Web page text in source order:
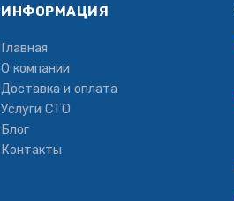
ИНФОРМАЦИЯ
Главная
О компании
Доставка и оплата
Услуги СТО
Блог
Контакты